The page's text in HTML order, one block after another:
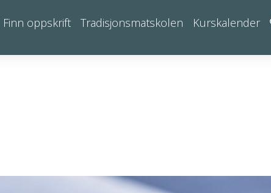
Finn oppskrift Tradisjonsmatskolen Kurskalender